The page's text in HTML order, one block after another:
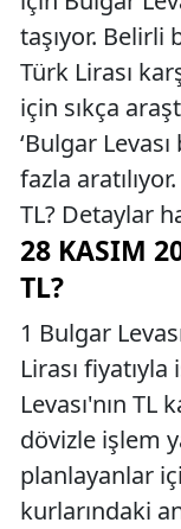
taşıyor. Belirli
Türk Lirası
için sıkça
‘Bulgar
fazla
TL? Detaylar
28 KASIM
TL?
1 Bulgar
Lirası
Levası'nın TL
dövizle işlem
planlayanlar
kurlarındaki